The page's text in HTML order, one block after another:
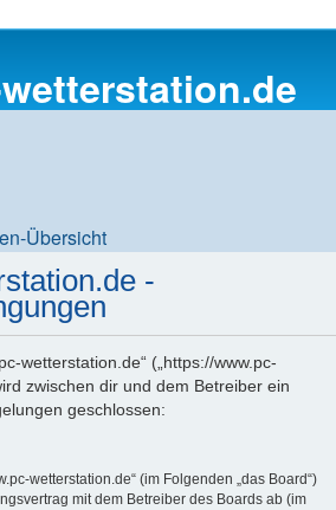
Übersicht
-
wetterstation.de“ („https://www.pc-
zwischen dir und dem Betreiber ein
geschlossen:
wetterstation.de“ (im Folgenden „das Board“)
mit dem Betreiber des Boards ab (im